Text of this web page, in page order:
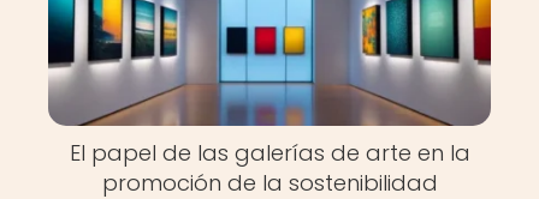
El papel de las galerías de arte en la
promoción de la sostenibilidad